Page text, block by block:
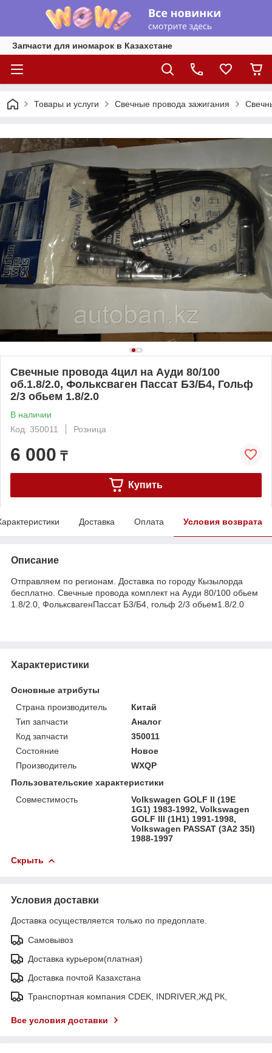
Запчасти для иномарок в Казахстане
Товары и услуги Свечные провода зажигания
Свечные провода 4цил на Ауди 80/100
об.1.8/2.0, Фольксваген Пассат Б3/Б4, Гольф
2/3 обьем 1.8/2.0
В наличии
Код: 350011
Розница
6 000 ₸
Купить
Доставка Оплата Условия возврата
Описание
Отправляем по регионам. Доставка по городу Кызылорда
бесплатно. Свечные провода комплект на Ауди 80/100 обьем
1.8/2.0, ФольксвагенПассат Б3/Б4, гольф 2/3 обьем1.8/2.0
Характеристики
Основные атрибуты
Страна производитель
Китай
Тип запчасти
Аналог
Код запчасти
350011
Состояние
Новое
Производитель
WXQP
Пользовательские характеристики
Совместимость
Volkswagen GOLF II (19E
1G1) 1983-1992, Volkswagen
GOLF III (1H1) 1991-1998,
Volkswagen PASSAT (3A2 35I)
1988-1997
Скрыть
Условия доставки
Доставка осуществляется только по предоплате.
Самовывоз
Доставка курьером(платная)
Доставка почтой Казахстана
Транспортная компания CDEK, INDRIVER,ЖД РК,
Все условия доставки